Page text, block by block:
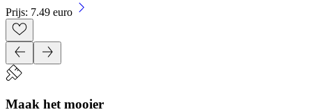
Prijs: 7.49 euro
Maak het mooier